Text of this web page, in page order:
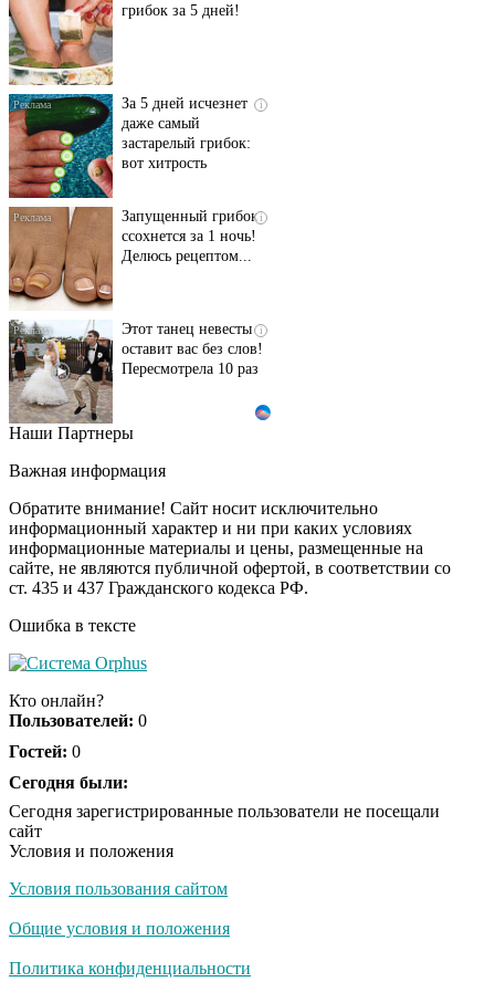
грибок за 5 дней!
i
За 5 дней исчезнет
даже самый
застарелый грибок:
вот хитрость
i
Запущенный грибок
ссохнется за 1 ночь!
Делюсь рецептом...
i
Этот танец невесты
оставит вас без слов!
Пересмотрела 10 раз
Ролик длится пару
шоке от увиденного
i
Ролик из Омска: вы
будете смеяться долго
Ржу не переставая, это
Скрытая камера на
люди вытворяют, когда
Ролик длится
смеяться вы будете
Наши Партнеры
Важная информация
Обратите внимание! Сайт носит исключительно
информационный характер и ни при каких условиях
информационные материалы и цены, размещенные на
сайте, не являются публичной офертой, в соответствии со
ст. 435 и 437 Гражданского кодекса РФ.
Ошибка в тексте
Кто онлайн?
Пользователей: 0
Гостей: 0
Сегодня были:
Сегодня зарегистрированные пользователи не посещали
сайт
Условия и положения
Условия пользования сайтом
Общие условия и положения
Политика конфиденциальности